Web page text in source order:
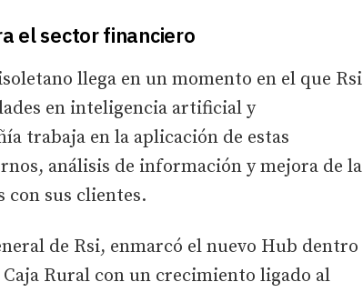
el sector financiero
llega en un momento en el que Rsi
en inteligencia artificial y
trabaja en la aplicación de estas
análisis de información y mejora de la
con sus clientes.
de Rsi, enmarcó el nuevo Hub dentro
Rural con un crecimiento ligado al